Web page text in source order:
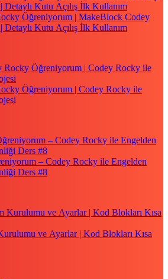
Öğreniyorum | MakeBlock Codey
Detaylı Kutu Açılış İlk Kullanım
Öğreniyorum | Codey Rocky ile
– Codey Rocky ile Engelden
Ders #8
ve Ayarlar | Kod Blokları Kısa